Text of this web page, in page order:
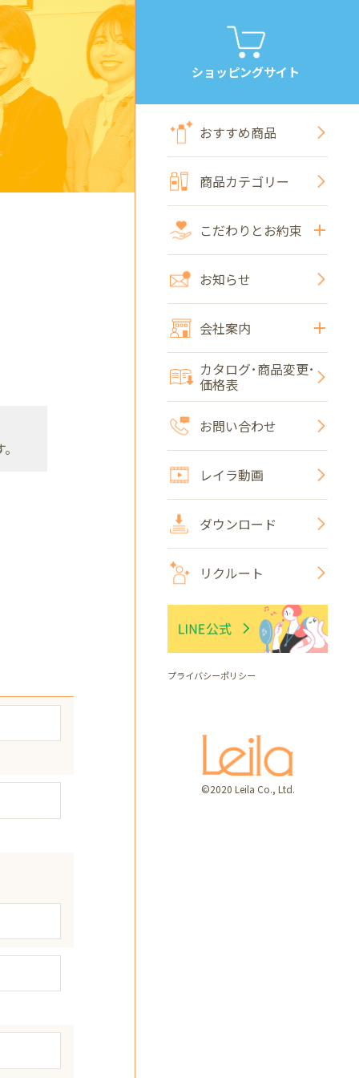
ショッピングサイト
おすすめ商品
商品カテゴリー
こだわりとお約束
お知らせ
会社案内
カタログ･商品変更･
価格表
お問い合わせ
レイラ動画
ダウンロード
リクルート
プライバシーポリシー
©2020 Leila Co., Ltd.